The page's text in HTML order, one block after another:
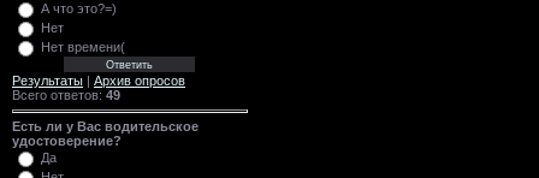
А что это?=)
Нет
Нет времени(
Результаты
Архив опросов
Всего ответов: 49
Есть ли у Вас водительское
удостоверение?
Да